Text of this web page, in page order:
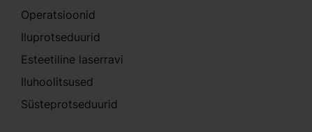
Operatsioonid
Iluprotseduurid
Esteetiline laserravi
Iluhoolitsused
Süsteprotseduurid